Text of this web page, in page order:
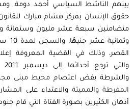
بينهم الناشط السياسي أحمد دومة،
حقوق الإنسان بمركز هشام مبارك
متضامنين سبعة عشر مليون وستمائة
القصر، وذلك في القضية المعروفة
والشرطة بفض اعتصام محيط مبنى
المفرطة والمميتةوالاعتداء على
أذهان الكثيرين بصورة الفتاة التي قام